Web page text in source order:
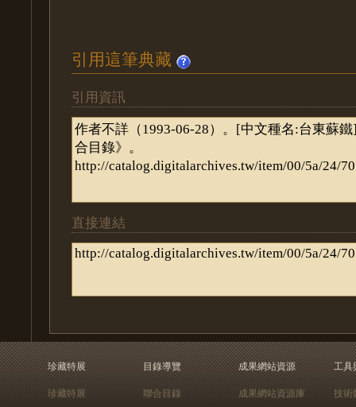
引用這筆典藏
引用資訊
直接連結
珍藏特展
珍藏特展
目錄導覽
聯合目錄
成果網站資源
成果網站資源庫
工具
技術